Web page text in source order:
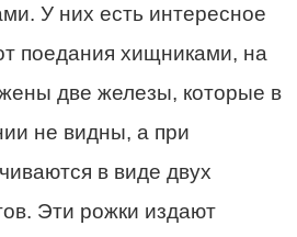
У них есть интересное
поедания хищниками, на
две железы, которые в
не видны, а при
в виде двух
Эти рожки издают